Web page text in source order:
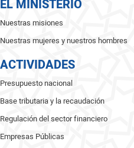
EL MINISTERIO
Nuestras misiones
Nuestras mujeres y nuestros hombres
ACTIVIDADES
Presupuesto nacional
Base tributaria y la recaudación
Regulación del sector financiero
Empresas Públicas